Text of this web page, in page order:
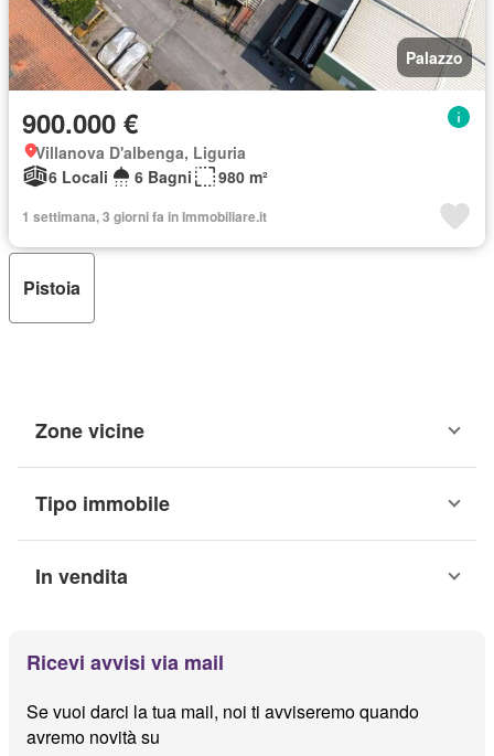
Palazzo
900.000 €
Villanova D'albenga, Liguria
6 Locali
6 Bagni 980 m²
1 settimana, 3 giorni fa in Immobiliare.it
Pistoia
Zone vicine
Tipo immobile
In vendita
Ricevi avvisi via mail
Se vuoi darci la tua mail, noi ti avviseremo quando
avremo novità su